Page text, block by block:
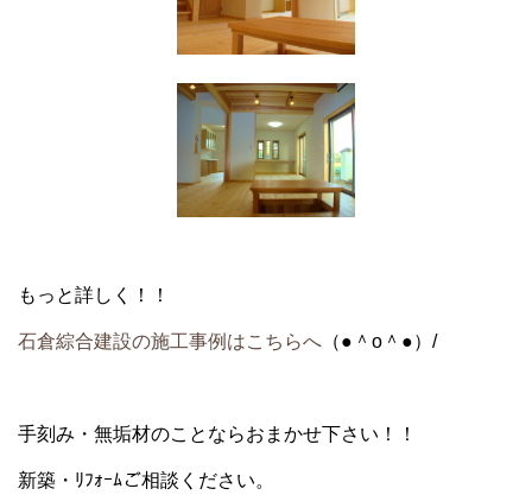
もっと詳しく！！
石倉綜合建設の施工事例はこちらへ （●＾o＾●）/
手刻み・無垢材のことならおまかせ下さい！！
新築・ﾘﾌｫｰﾑご相談ください。